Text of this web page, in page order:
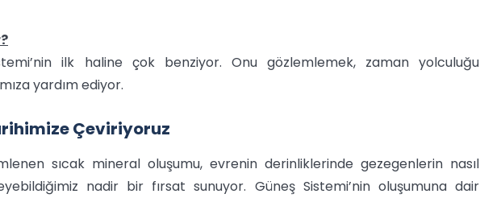
ilk haline çok benziyor. Onu gözlemlemek, zaman yolculuğu
yardım ediyor.
Çeviriyoruz
sıcak mineral oluşumu, evrenin derinliklerinde gezegenlerin nasıl
nadir bir fırsat sunuyor. Güneş Sistemi’nin oluşumuna dair